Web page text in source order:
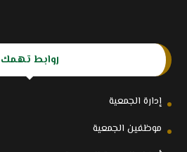
روابط تهمك
إدارة الجمعية
موظفين الجمعية